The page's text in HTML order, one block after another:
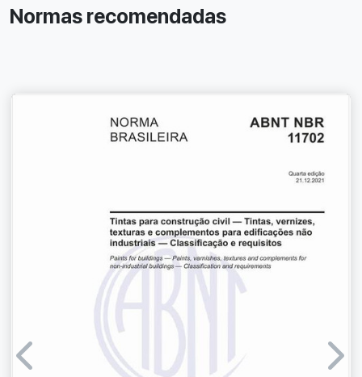
Normas recomendadas